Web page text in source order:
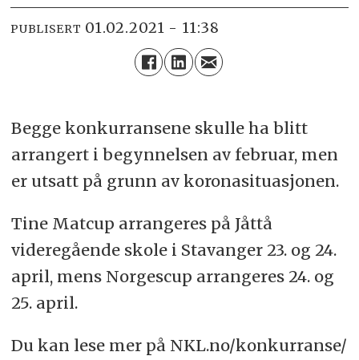
PUBLISERT 01.02.2021 - 11:38
Begge konkurransene skulle ha blitt
arrangert i begynnelsen av februar, men
er utsatt på grunn av koronasituasjonen.
Tine Matcup arrangeres på Jåttå
videregående skole i Stavanger 23. og 24.
april, mens Norgescup arrangeres 24. og
25. april.
Du kan lese mer på NKL.no/konkurranse/